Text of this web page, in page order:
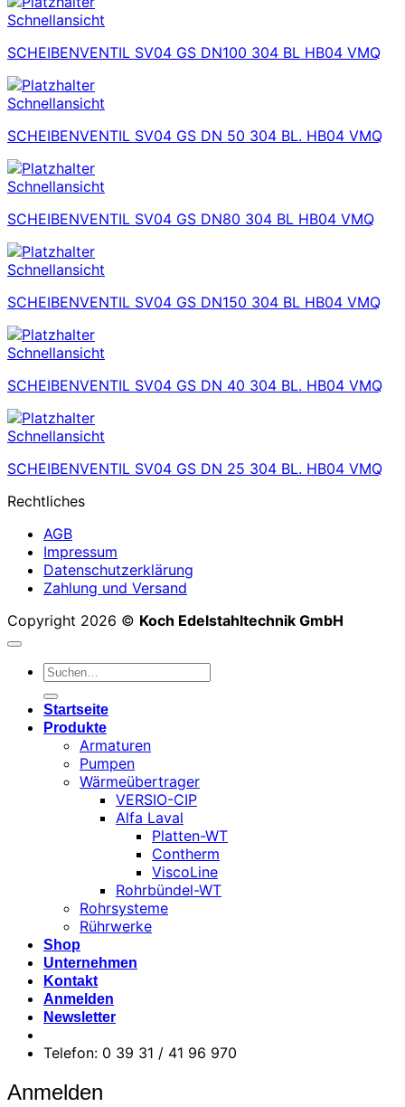
Schnellansicht
SCHEIBENVENTIL SV04 GS DN100 304 BL HB04 VMQ
Schnellansicht
SCHEIBENVENTIL SV04 GS DN 50 304 BL. HB04 VMQ
Schnellansicht
SCHEIBENVENTIL SV04 GS DN80 304 BL HB04 VMQ
Schnellansicht
SCHEIBENVENTIL SV04 GS DN150 304 BL HB04 VMQ
Schnellansicht
SCHEIBENVENTIL SV04 GS DN 40 304 BL. HB04 VMQ
Schnellansicht
SCHEIBENVENTIL SV04 GS DN 25 304 BL. HB04 VMQ
Rechtliches
AGB
Impressum
Datenschutzerklärung
Zahlung und Versand
Copyright 2026 © Koch Edelstahltechnik GmbH
Suchen
Startseite
Produkte
Armaturen
Pumpen
Wärmeübertrager
VERSIO-CIP
Alfa Laval
Platten-WT
Contherm
ViscoLine
Rohrbündel-WT
Rohrsysteme
Rührwerke
Shop
Unternehmen
Kontakt
Anmelden
Newsletter
Telefon: 0 39 31 / 41 96 970
Anmelden